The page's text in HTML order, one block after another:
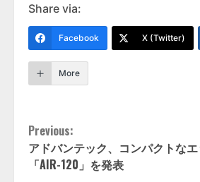
Share via:
Facebook X (Twitter)
More
Continue
Reading
Previous:
アドバンテック、コンパクトな
「AIR-120」を発表